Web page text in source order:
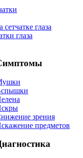
глаза
глаза
зрения
предметов